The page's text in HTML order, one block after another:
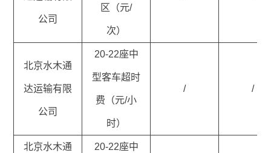
公司
区（元/
次）
北京水木通
达运输有限
公司
20-22座中
型客车超时
费（元/小
时）
/ /
北京水木通 20-22座中